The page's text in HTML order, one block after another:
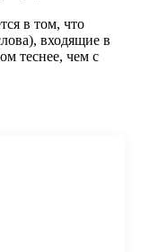
в том, что
входящие в
теснее, чем с